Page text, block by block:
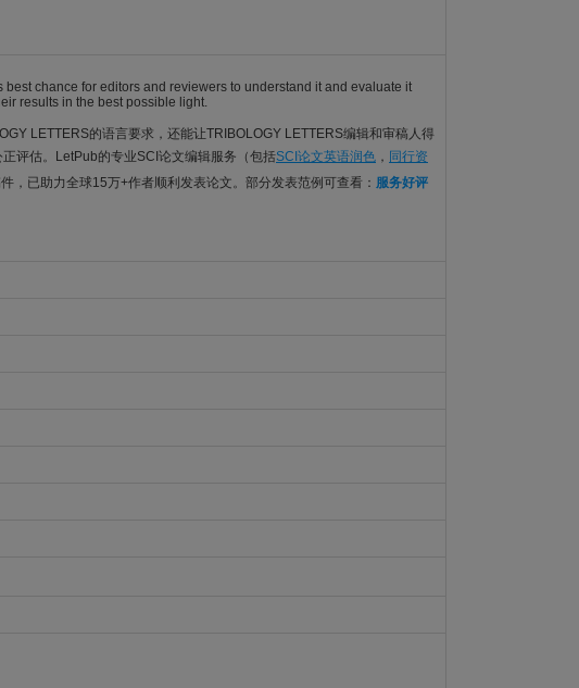
chance for editors and reviewers to understand it and evaluate it
results in the best possible light.
LETTERS的语言要求，还能让TRIBOLOGY LETTERS编辑和审稿人得
评估。LetPub的专业SCI论文编辑服务（包括SCI论文英语润色 ， 同行资
，已助力全球15万+作者顺利发表论文。部分发表范例可查看： 服务好评